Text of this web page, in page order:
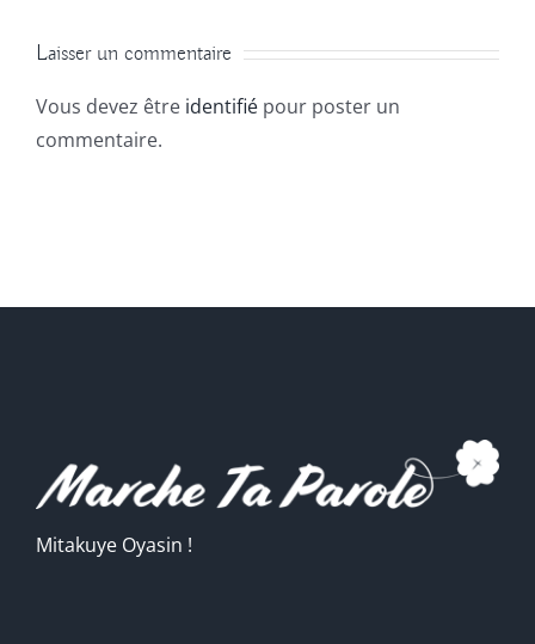
Laisser un commentaire
Vous devez être identifié pour poster un
commentaire.
Mitakuye Oyasin !